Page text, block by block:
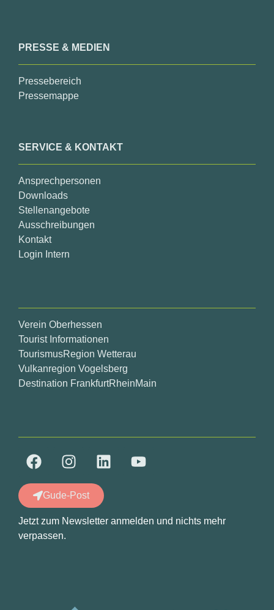
PRESSE & MEDIEN
Pressebereich
Pressemappe
SERVICE & KONTAKT
Ansprechpersonen
Downloads
Stellenangebote
Ausschreibungen
Kontakt
Login Intern
Verein Oberhessen
Tourist Informationen
TourismusRegion Wetterau
Vulkanregion Vogelsberg
Destination FrankfurtRheinMain
Gude-Post
Jetzt zum Newsletter anmelden und nichts mehr
verpassen.